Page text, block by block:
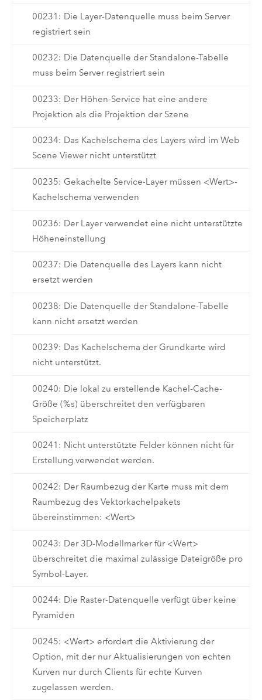
00231: Die Layer-Datenquelle muss beim Server
registriert sein
00232: Die Datenquelle der Standalone-Tabelle
muss beim Server registriert sein
00233: Der Höhen-Service hat eine andere
Projektion als die Projektion der Szene
00234: Das Kachelschema des Layers wird im Web
Scene Viewer nicht unterstützt
00235: Gekachelte Service-Layer müssen <Wert>-
Kachelschema verwenden
00236: Der Layer verwendet eine nicht unterstützte
Höheneinstellung
00237: Die Datenquelle des Layers kann nicht
ersetzt werden
00238: Die Datenquelle der Standalone-Tabelle
kann nicht ersetzt werden
00239: Das Kachelschema der Grundkarte wird
nicht unterstützt.
00240: Die lokal zu erstellende Kachel-Cache-
Größe (%s) überschreitet den verfügbaren
Speicherplatz
00241: Nicht unterstützte Felder können nicht für
Erstellung verwendet werden.
00242: Der Raumbezug der Karte muss mit dem
Raumbezug des Vektorkachelpakets
übereinstimmen: <Wert>
00243: Der 3D-Modellmarker für <Wert>
überschreitet die maximal zulässige Dateigröße pro
Symbol-Layer.
00244: Die Raster-Datenquelle verfügt über keine
Pyramiden
00245: <Wert> erfordert die Aktivierung der
Option, mit der nur Aktualisierungen von echten
Kurven nur durch Clients für echte Kurven
zugelassen werden.